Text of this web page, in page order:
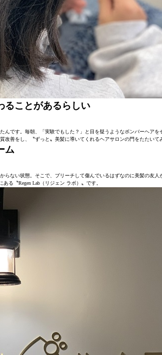
ることがあるらしい
です。毎朝、「実験でもした？」と目を疑うようなボンバーヘアを
善をし、〝ずっと〟美髪に導いてくれるヘアサロンの門をたたいて
ム
ない状態。そこで、ブリーチして傷んでいるはずなのに美髪の友人
る〝Regen Lab（リジェン ラボ）〟です。